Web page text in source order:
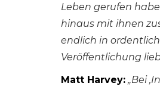
Leben gerufen
hinaus mit ihnen
endlich in
Veröffentlichung
Matt Harvey: „Bei